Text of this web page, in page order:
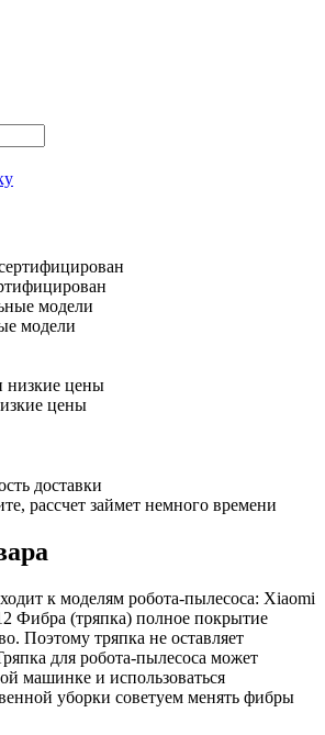
модели
цены
доставки
рассчет займет немного времени
к моделям робота-пылесоса: Xiaomi
Фибра (тряпка) полное покрытие
Поэтому тряпка не оставляет
для робота-пылесоса может
машинке и использоваться
уборки советуем менять фибры